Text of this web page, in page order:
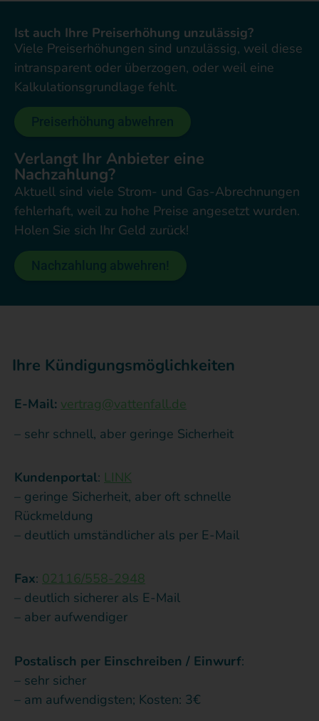
Ist auch Ihre Preiserhöhung unzulässig?
Viele Preiserhöhungen sind unzulässig, weil diese
intransparent oder überzogen, oder weil eine
Kalkulationsgrundlage fehlt.
Verlangt Ihr Anbieter eine
Nachzahlung?
Aktuell sind viele Strom- und Gas-Abrechnungen
fehlerhaft, weil zu hohe Preise angesetzt wurden.
Holen Sie sich Ihr Geld zurück!
Ihre Kündigungsmöglichkeiten
E-Mail: vertrag@vattenfall.de
– sehr schnell, aber geringe Sicherheit
Kundenportal: LINK
– geringe Sicherheit, aber oft schnelle
Rückmeldung
– deutlich umständlicher als per E-Mail
Fax: 02116/558-2948
– deutlich sicherer als E-Mail
– aber aufwendiger
Postalisch per Einschreiben / Einwurf:
– sehr sicher
– am aufwendigsten; Kosten: 3€